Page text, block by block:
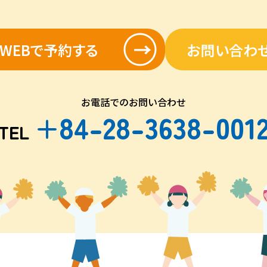
で予約する お問い合わ
お電話でのお問い合わせ
+84-28-3638-